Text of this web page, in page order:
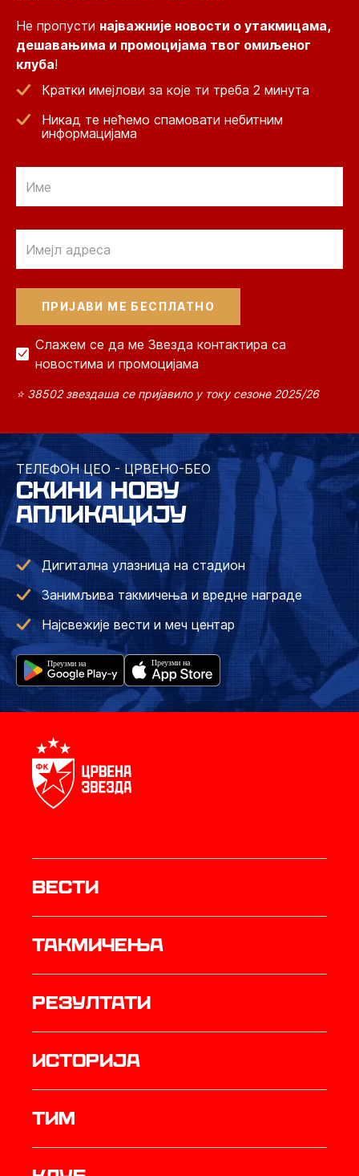
Не пропусти најважније новости о утакмицама,
дешавањима и промоцијама твог омиљеног
клуба!
Кратки имејлови за које ти треба 2 минута
Никад те нећемо спамовати небитним
информацијама
Слажем се да ме Звезда контактира са
новостима и промоцијама
⭐ 38502 звездаша се пријавило у току сезоне 2025/26
ТЕЛЕФОН ЦЕО - ЦРВЕНО-БЕО
СКИНИ НОВУ
АПЛИКАЦИЈУ
Дигитална улазница на стадион
Занимљива такмичења и вредне награде
Најсвежије вести и меч центар
Вести
Такмичења
резултати
историја
ТИМ